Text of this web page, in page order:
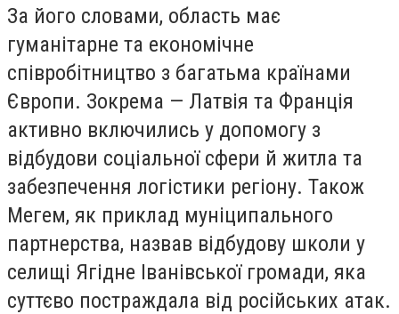
За його словами, область має
гуманітарне та економічне
співробітництво з багатьма країнами
Європи. Зокрема — Латвія та Франція
активно включились у допомогу з
відбудови соціальної сфери й житла та
забезпечення логістики регіону. Також
Мегем, як приклад муніципального
партнерства, назвав відбудову школи у
селищі Ягідне Іванівської громади, яка
суттєво постраждала від російських атак.